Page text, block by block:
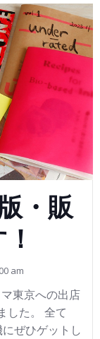
・販
am
東京への出店
した。 全て
ぜひゲットし